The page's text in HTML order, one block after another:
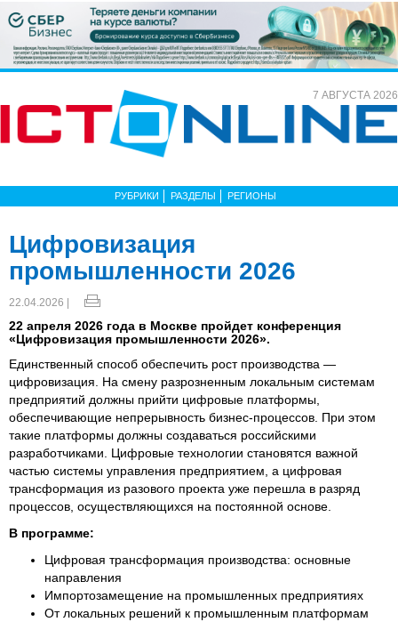
7 АВГУСТА 2026
РУБРИКИ РАЗДЕЛЫ РЕГИОНЫ
Цифровизация
промышленности 2026
22.04.2026 |
22 апреля 2026 года в Москве пройдет конференция
«Цифровизация промышленности 2026».
Единственный способ обеспечить рост производства —
цифровизация. На смену разрозненным локальным системам
предприятий должны прийти цифровые платформы,
обеспечивающие непрерывность бизнес-процессов. При этом
такие платформы должны создаваться российскими
разработчиками. Цифровые технологии становятся важной
частью системы управления предприятием, а цифровая
трансформация из разового проекта уже перешла в разряд
процессов, осуществляющихся на постоянной основе.
В программе:
Цифровая трансформация производства: основные
направления
Импортозамещение на промышленных предприятиях
От локальных решений к промышленным платформам